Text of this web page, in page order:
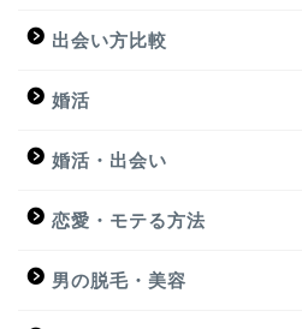
出会い方比較
婚活
婚活・出会い
恋愛・モテる方法
男の脱毛・美容